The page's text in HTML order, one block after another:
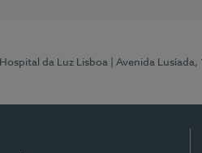
Hospital da Luz Lisboa | Avenida